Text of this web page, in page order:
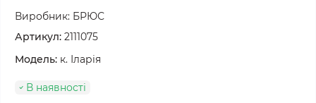
Виробник: БРЮС
Артикул: 2111075
Модель: к. Іларія
В наявності